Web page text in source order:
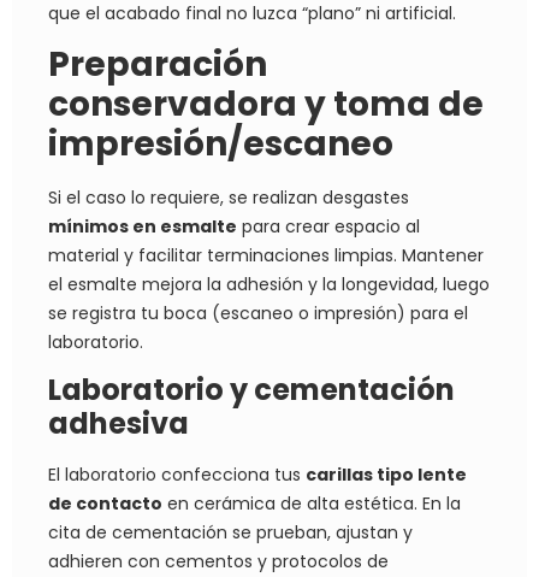
que el acabado final no luzca “plano” ni artificial.
Preparación
conservadora y toma de
impresión/escaneo
Si el caso lo requiere, se realizan desgastes
mínimos en esmalte para crear espacio al
material y facilitar terminaciones limpias. Mantener
el esmalte mejora la adhesión y la longevidad, luego
se registra tu boca (escaneo o impresión) para el
laboratorio.
Laboratorio y cementación
adhesiva
El laboratorio confecciona tus carillas tipo lente
de contacto en cerámica de alta estética. En la
cita de cementación se prueban, ajustan y
adhieren con cementos y protocolos de